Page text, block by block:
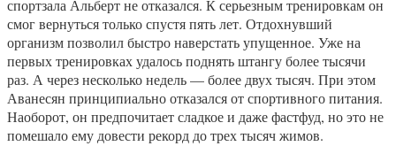
спортзала Альберт не отказался. К серьезным тренировкам он
смог вернуться только спустя пять лет. Отдохнувший
организм позволил быстро наверстать упущенное. Уже на
первых тренировках удалось поднять штангу более тысячи
раз. А через несколько недель — более двух тысяч. При этом
Аванесян принципиально отказался от спортивного питания.
Наоборот, он предпочитает сладкое и даже фастфуд, но это не
помешало ему довести рекорд до трех тысяч жимов.